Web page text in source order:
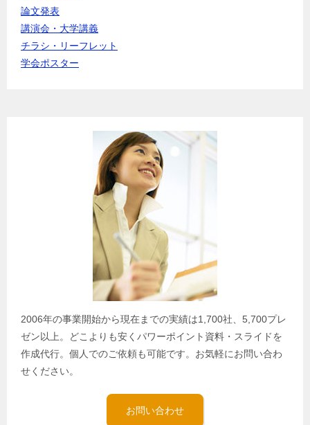
論文発表
講演会・大学講義
チラシ・リーフレット
学会ポスター
2006年の事業開始から現在までの実績は1,700社、5,700プレ
ゼン以上。どこよりも安くパワーポイント資料・スライドを
作成代行。個人でのご依頼も可能です。お気軽にお問い合わ
せください。
お問い合わせ